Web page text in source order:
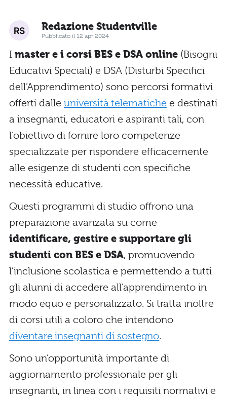
Redazione Studentville
Pubblicato il 12 apr 2024
I master e i corsi BES e DSA online (Bisogni
Educativi Speciali) e DSA (Disturbi Specifici
dell’Apprendimento) sono percorsi formativi
offerti dalle università telematiche e destinati
a insegnanti, educatori e aspiranti tali, con
l’obiettivo di fornire loro competenze
specializzate per rispondere efficacemente
alle esigenze di studenti con specifiche
necessità educative.
Questi programmi di studio offrono una
preparazione avanzata su come
identificare, gestire e supportare gli
studenti con BES e DSA, promuovendo
l’inclusione scolastica e permettendo a tutti
gli alunni di accedere all’apprendimento in
modo equo e personalizzato. Si tratta inoltre
di corsi utili a coloro che intendono
diventare insegnanti di sostegno.
Sono un’opportunità importante di
aggiornamento professionale per gli
insegnanti, in linea con i requisiti normativi e